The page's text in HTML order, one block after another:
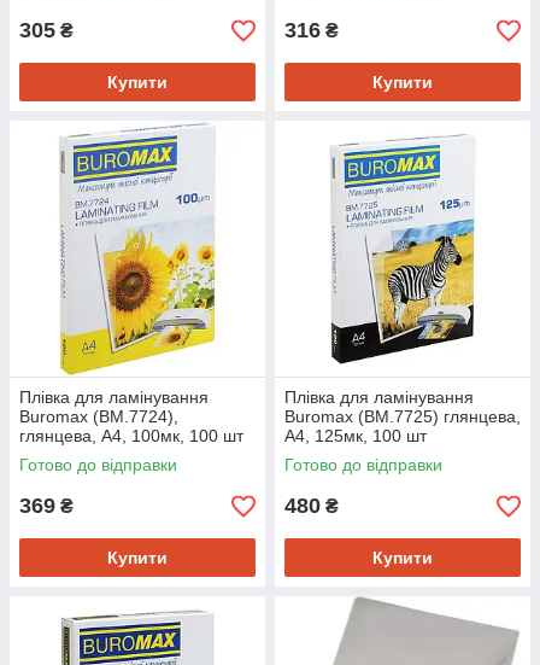
305 ₴
Купити
316 ₴
Купити
Плівка для ламінування
Buromax (BM.7724),
глянцева, А4, 100мк, 100 шт
Готово до відправки
369 ₴
Купити
Плівка для ламінування
Buromax (BM.7725) глянцева,
А4, 125мк, 100 шт
Готово до відправки
480 ₴
Купити